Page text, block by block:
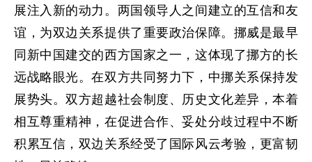
展注入新的动力。两国领导人之间建立的互信和友
谊，为双边关系提供了重要政治保障。挪威是最早
同新中国建交的西方国家之一，这体现了挪方的长
远战略眼光。在双方共同努力下，中挪关系保持发
展势头。双方超越社会制度、历史文化差异，本着
相互尊重精神，在促进合作、妥处分歧过程中不断
积累互信，双边关系经受了国际风云考验，更富韧